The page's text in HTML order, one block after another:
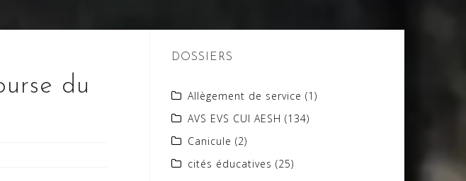
du
DOSSIERS
Allègement de service (1)
AVS EVS CUI AESH (134)
Canicule (2)
cités éducatives (25)